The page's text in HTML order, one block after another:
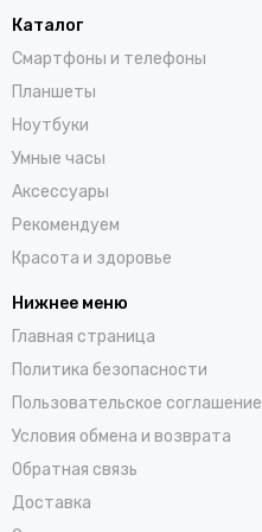
Каталог
Смартфоны и телефоны
Планшеты
Ноутбуки
Умные часы
Аксессуары
Рекомендуем
Красота и здоровье
Нижнее меню
Главная страница
Политика безопасности
Пользовательское соглашение
Условия обмена и возврата
Обратная связь
Доставка